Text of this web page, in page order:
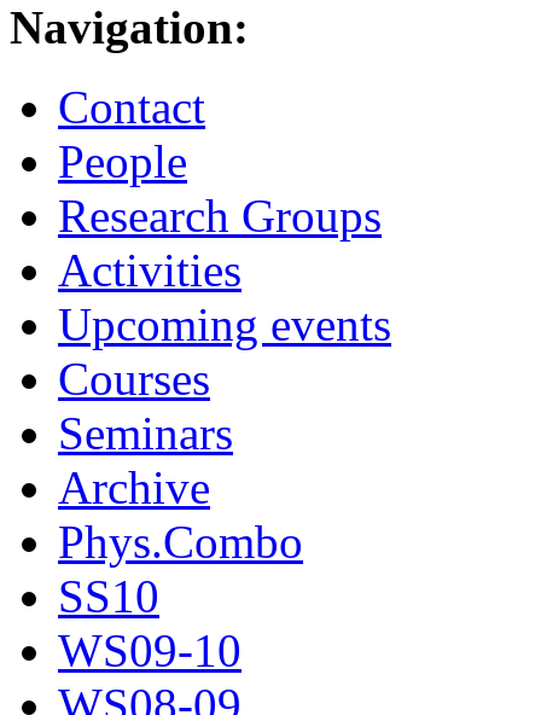
Navigation:
Contact
People
Research Groups
Activities
Upcoming events
Courses
Seminars
Archive
Phys.Combo
SS10
WS09-10